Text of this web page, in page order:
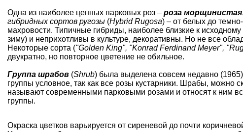
Одна из наиболее ценных парковых роз – роза морщинистая
гибридных сортов ругозы (Hybrid Rugosa) – от белых до
махровости. Типичные гибриды, наиболее близкие к
зиму) и неприхотливы в культуре, декоративны. Но не все
Некоторые сорта ("Golden King", "Konrad Ferdinand Meyer",
двукратно, но повторное цветение не обильное.
Группа шрабов (Shrub) была выделена совсем недавно
группы условное, так как все розы кустарники. Шрабы, можно
называют современными парковыми розами и относят к ним
группы.
Окраска цветков варьируется от сиреневой до почти